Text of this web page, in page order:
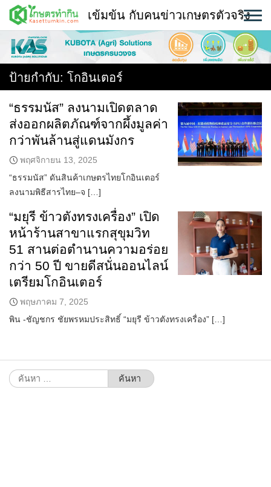
Skip
content
พืช
หน้าแรก
แวดวงเกษตร
ใคร ทำอะไร ที่ไหน
สถานีข่าววันนี้
เข้มข้น กับคนข่าวเกษตรตัวจริง
ป้ายกำกับ: โกอินเตอร์
“ธรรมนัส” ลงนามเปิดตลาด
ส่งออกผลิตภัณฑ์จากผึ้งมูลค่า
กว่าพันล้านสู่แดนมังกร
พฤศจิกายน 13, 2025
“ธรรมนัส” ดันสินค้าเกษตรไทยโกอินเตอร์
ลงนามพิธีสารไทย–จ […]
“มยุรี ข้าวตังทรงเครื่อง” เปิด
หน้าร้านสาขาแรกสุขุมวิท
51 สานต่อตำนานความอร่อย
กว่า 50 ปี ขายดีสนั่นออนไลน์
เตรียมโกอินเตอร์
พฤษภาคม 7, 2025
พิน -ชัญชกร ชัยพรหมประสิทธิ์ “มยุรี ข้าวตังทรงเครื่อง” […]
ค้นหา
สำหรับ: